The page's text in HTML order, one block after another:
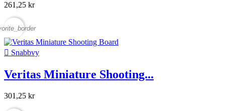
261,25 kr
 Snabbvy
Veritas Miniature Shooting...
301,25 kr